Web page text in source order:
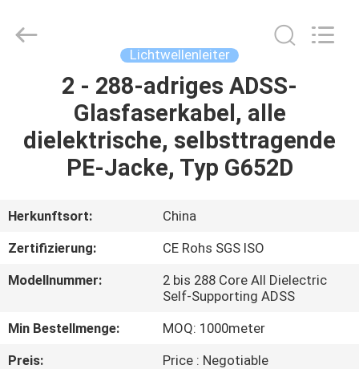
PRODUKTE
UNS
AUSFLUG
Fournisseur.
Copyright
Reserved.
Developed
Lichtwellenleiter
2 - 288-adriges ADSS-
Glasfaserkabel, alle
dielektrische, selbsttragende
PE-Jacke, Typ G652D
Herkunftsort:
China
Zertifizierung:
CE Rohs SGS ISO
Modellnummer:
2 bis 288 Core All Dielectric
Self-Supporting ADSS
Min Bestellmenge:
MOQ: 1000meter
Preis:
Price : Negotiable